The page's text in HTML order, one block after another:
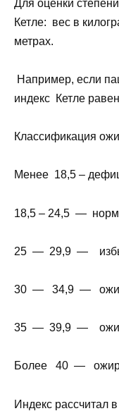
Для оценки
Кетле: вес в
метрах.
Например, если
индекс Кетле
Классификация
Менее 18,5 –
18,5 – 24,5 —
25 — 29,9 —
30 — 34,9 —
35 — 39,9 —
Более 40 —
Индекс рассчитал